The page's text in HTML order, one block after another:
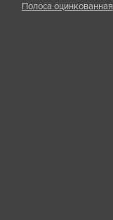
Полоса оцинкованная